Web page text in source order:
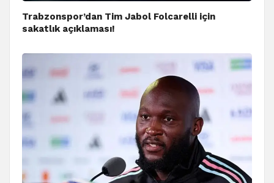
Trabzonspor’dan Tim Jabol Folcarelli için
sakatlık açıklaması!